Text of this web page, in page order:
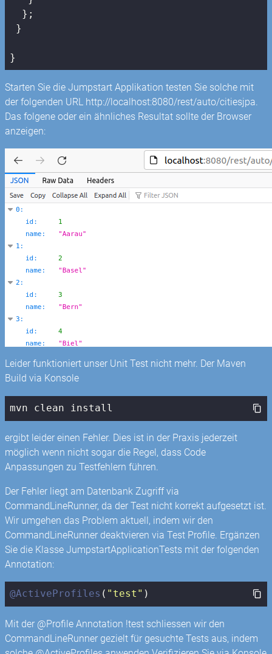
  };
}
}
Starten Sie die Jumpstart Applikation testen Sie solche mit
der folgenden URL http://localhost:8080/rest/auto/citiesjpa.
Das folgene oder ein ähnliches Resultat sollte der Browser
anzeigen:
Leider funktioniert unser Unit Test nicht mehr. Der Maven
Build via Konsole
mvn clean install
ergibt leider einen Fehler. Dies ist in der Praxis jederzeit
möglich wenn nicht sogar die Regel, dass Code
Anpassungen zu Testfehlern führen.
Der Fehler liegt am Datenbank Zugriff via
CommandLineRunner, da der Test nicht korrekt aufgesetzt ist.
Wir umgehen das Problem aktuell, indem wir den
CommandLineRunner deaktvieren via Test Profile. Ergänzen
Sie die Klasse JumpstartApplicationTests mit der folgenden
Annotation:
@ActiveProfiles ( "test" )
Mit der @Profile Annotation !test schliessen wir den
CommandLineRunner gezielt für gesuchte Tests aus, indem